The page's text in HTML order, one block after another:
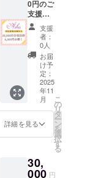
利など
は一切
発生い
たしま
せん。
※ 掲載
される
お名前
（ニッ
クネー
ム可）
購入時
にご入
内容を
そのま
2026年
12月31
日ま
で。 ・
お一人
様、何
口でも
ご支援
いただ
けま
す。 ・
デザイ
ンは確
お知ら
せいた
にてお
届けし
ます。
〔ご注
意点〕
・ご利
用は1会
計につ
き1,000
円以上
に限り
ます。
・ボト
は対象
外で
0円のご
支援で
お食事
券
26,000
円分
（6,000
円お
得！）
容〕 ・
500円券
× 52枚
BAR
Ashuで
いただ
けるお
支援
者：
0人
お届
け予
定：
2025
年11
月
詳細を見る
こ
の
リ
タ
ー
ン
を
選
択
す
る
30,
000 円